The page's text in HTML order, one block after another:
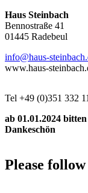
Haus Steinbach
Bennostraße 41
01445 Radebeul
info@haus-
www.haus-
Tel +49 (0)351 332
ab 01.01.2024
Dankeschön
Please